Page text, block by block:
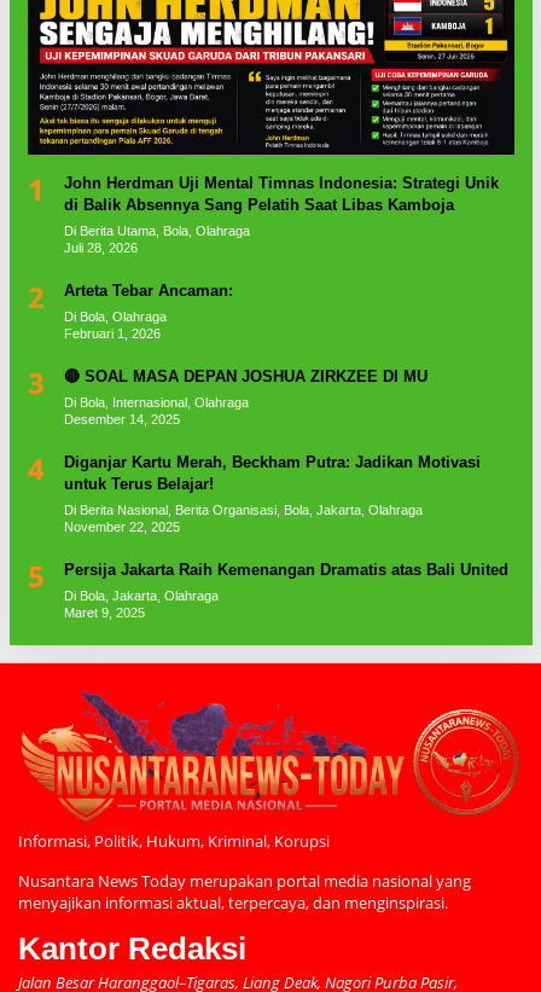
1
John Herdman Uji Mental Timnas Indonesia: Strategi Unik
di Balik Absennya Sang Pelatih Saat Libas Kamboja
Di Berita Utama, Bola, Olahraga
Juli 28, 2026
2 Arteta Tebar Ancaman:
Di Bola, Olahraga
Februari 1, 2026
3 🔴 SOAL MASA DEPAN JOSHUA ZIRKZEE DI MU
Di Bola, Internasional, Olahraga
Desember 14, 2025
4
Diganjar Kartu Merah, Beckham Putra: Jadikan Motivasi
untuk Terus Belajar!
Di Berita Nasional, Berita Organisasi, Bola, Jakarta, Olahraga
November 22, 2025
5 Persija Jakarta Raih Kemenangan Dramatis atas Bali United
Di Bola, Jakarta, Olahraga
Maret 9, 2025
Informasi, Politik, Hukum, Kriminal, Korupsi
Nusantara News Today merupakan portal media nasional yang
menyajikan informasi aktual, terpercaya, dan menginspirasi.
Kantor Redaksi
Jalan Besar Haranggaol–Tigaras, Liang Deak, Nagori Purba Pasir,